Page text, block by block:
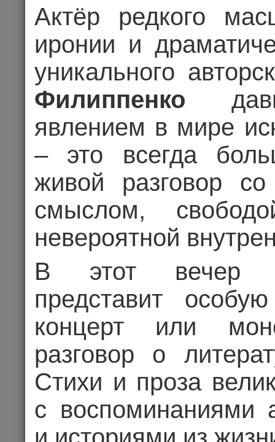
АНАТОЛИЙ
Цена
Актёр редкого
иронии и
уникального
Филиппенко
явлением в мире
– это всегда
живой разговор
смыслом,
невероятной
В этот вечер
представит
концерт или
разговор о
Стихи и проза
с воспоминаниями